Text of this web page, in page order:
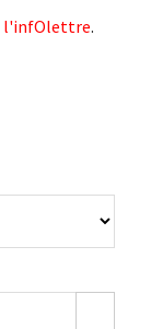
l'infOlettre.
Search Button